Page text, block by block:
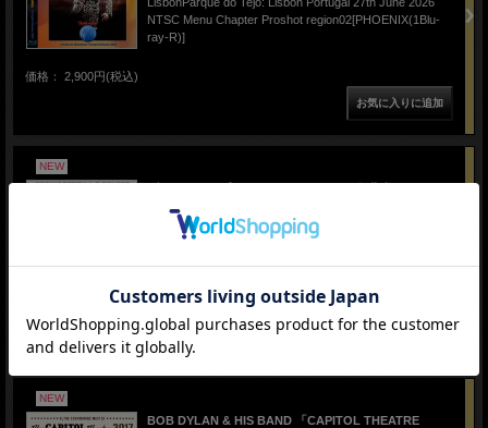
NTSC Menu Chapter Proshot region02[PHOENIX(1Blu-
ray-R)]
価格： 2,900円(税込)
NEW
Land of Hope & Dreams American Tour 2026 & The E
CA April 7th 2026 ex-Aud[PHOENIX(3CD-R)]
NEW
BOB DYLAN & HIS BAND 「CAPITOL THEATRE